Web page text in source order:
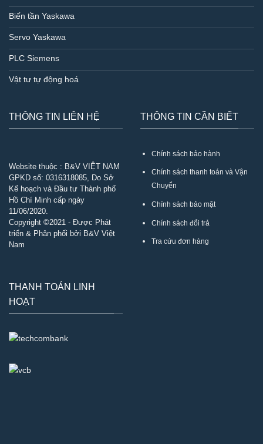
Biến tần Yaskawa
Servo Yaskawa
PLC Siemens
Vật tư tự động hoá
THÔNG TIN LIÊN HỆ
Website thuộc : B&V VIỆT NAM
GPKD số: 0316318085 , Do Sở
Kế hoạch và Đầu tư Thành phố
Hồ Chí Minh cấp ngày
11/06/2020.
Copyright ©2021 - Được Phát
triển & Phân phối bởi B&V Việt
Nam
THÔNG TIN CẦN BIẾT
Chính sách bảo hành
Chính sách thanh toán và Vận
Chuyển
Chính sách bảo mật
Chính sách đổi trả
Tra cứu đơn hàng
THANH TOÁN LINH
HOẠT